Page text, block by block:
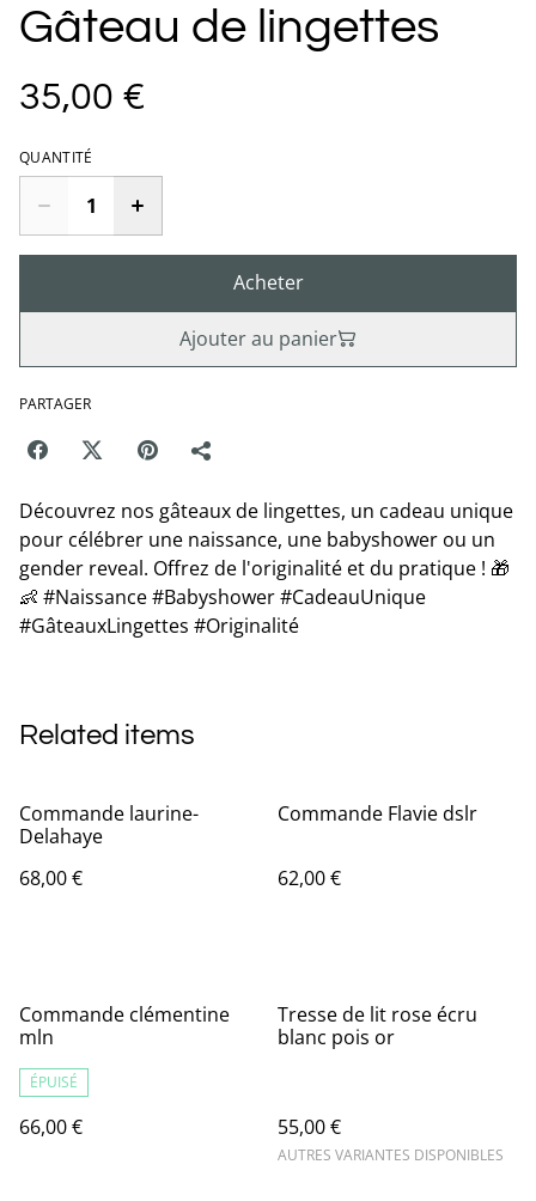
Gâteau de lingettes
35,00 €
QUANTITÉ
Acheter
Ajouter au panier
PARTAGER
Découvrez nos gâteaux de lingettes, un cadeau unique
pour célébrer une naissance, une babyshower ou un
gender reveal. Offrez de l'originalité et du pratique ! 🎁
👶 #Naissance #Babyshower #CadeauUnique
#GâteauxLingettes #Originalité
Related items
Commande laurine-
Delahaye
68,00 €
Commande Flavie dslr
62,00 €
Commande clémentine
mln
ÉPUISÉ
66,00 €
Tresse de lit rose écru
blanc pois or
55,00 €
AUTRES VARIANTES DISPONIBLES